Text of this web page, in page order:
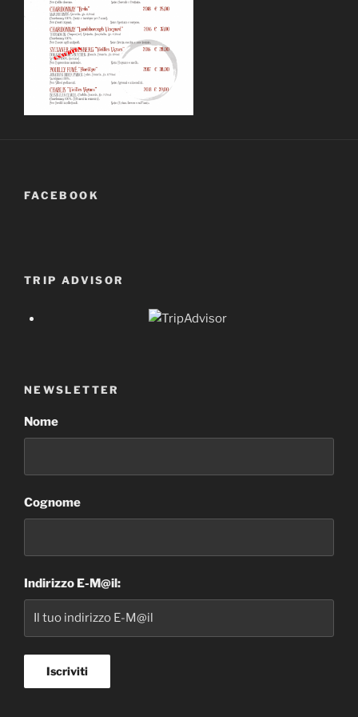
FACEBOOK
TRIP ADVISOR
NEWSLETTER
Nome
Cognome
Indirizzo E-M@il: